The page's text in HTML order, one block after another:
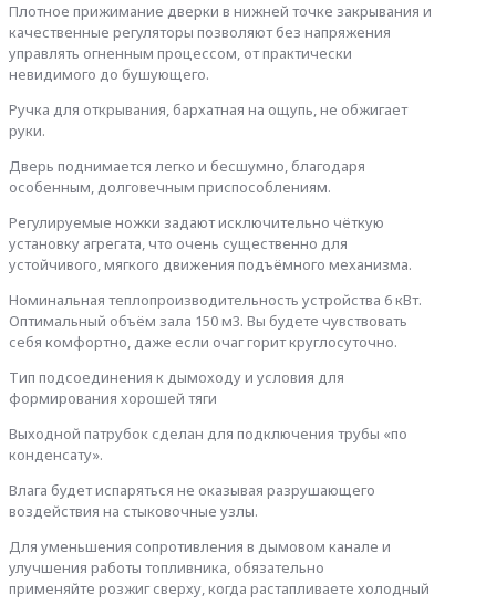
Плотное прижимание дверки в нижней точке закрывания и
качественные регуляторы позволяют без напряжения
управлять огненным процессом, от практически
невидимого до бушующего.
Ручка для открывания, бархатная на ощупь, не обжигает
руки.
Дверь поднимается легко и бесшумно, благодаря
особенным, долговечным приспособлениям.
Регулируемые ножки задают исключительно чёткую
установку агрегата, что очень существенно для
устойчивого, мягкого движения подъёмного механизма.
Номинальная теплопроизводительность устройства 6 кВт.
Оптимальный объём зала 150 м3. Вы будете чувствовать
себя комфортно, даже если очаг горит круглосуточно.
Тип подсоединения к дымоходу и условия для
формирования хорошей тяги
Выходной патрубок сделан для подключения трубы «по
конденсату».
Влага будет испаряться не оказывая разрушающего
воздействия на стыковочные узлы.
Для уменьшения сопротивления в дымовом канале и
улучшения работы топливника, обязательно
применяйте розжиг сверху, когда растапливаете холодный